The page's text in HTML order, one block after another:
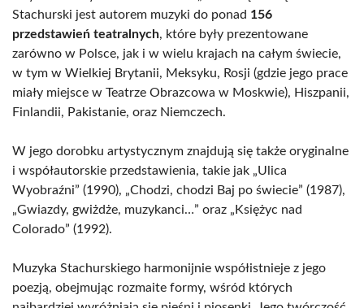
Stachurski jest autorem muzyki do ponad 156
przedstawień teatralnych, które były prezentowane
zarówno w Polsce, jak i w wielu krajach na całym świecie,
w tym w Wielkiej Brytanii, Meksyku, Rosji (gdzie jego prace
miały miejsce w Teatrze Obrazcowa w Moskwie), Hiszpanii,
Finlandii, Pakistanie, oraz Niemczech.
W jego dorobku artystycznym znajdują się także oryginalne
i współautorskie przedstawienia, takie jak „Ulica
Wyobraźni” (1990), „Chodzi, chodzi Baj po świecie” (1987),
„Gwiazdy, gwiżdże, muzykanci…” oraz „Księżyc nad
Colorado” (1992).
Muzyka Stachurskiego harmonijnie współistnieje z jego
poezją, obejmując rozmaite formy, wśród których